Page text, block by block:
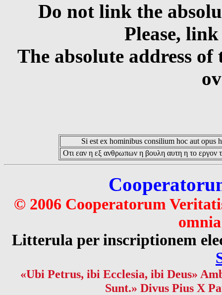
Do not link the
Please,
The absolute address
Si est ex hominibus consilium hoc aut opus
Οτι εαν η εξ ανθρωπων η βουλη αυτη η το εργον
© 2006 Cooperatorum
Litterula per inscriptionem
«Ubi Petrus, ibi Ecclesia, ibi Deus»
Sunt.» Divus Pius X